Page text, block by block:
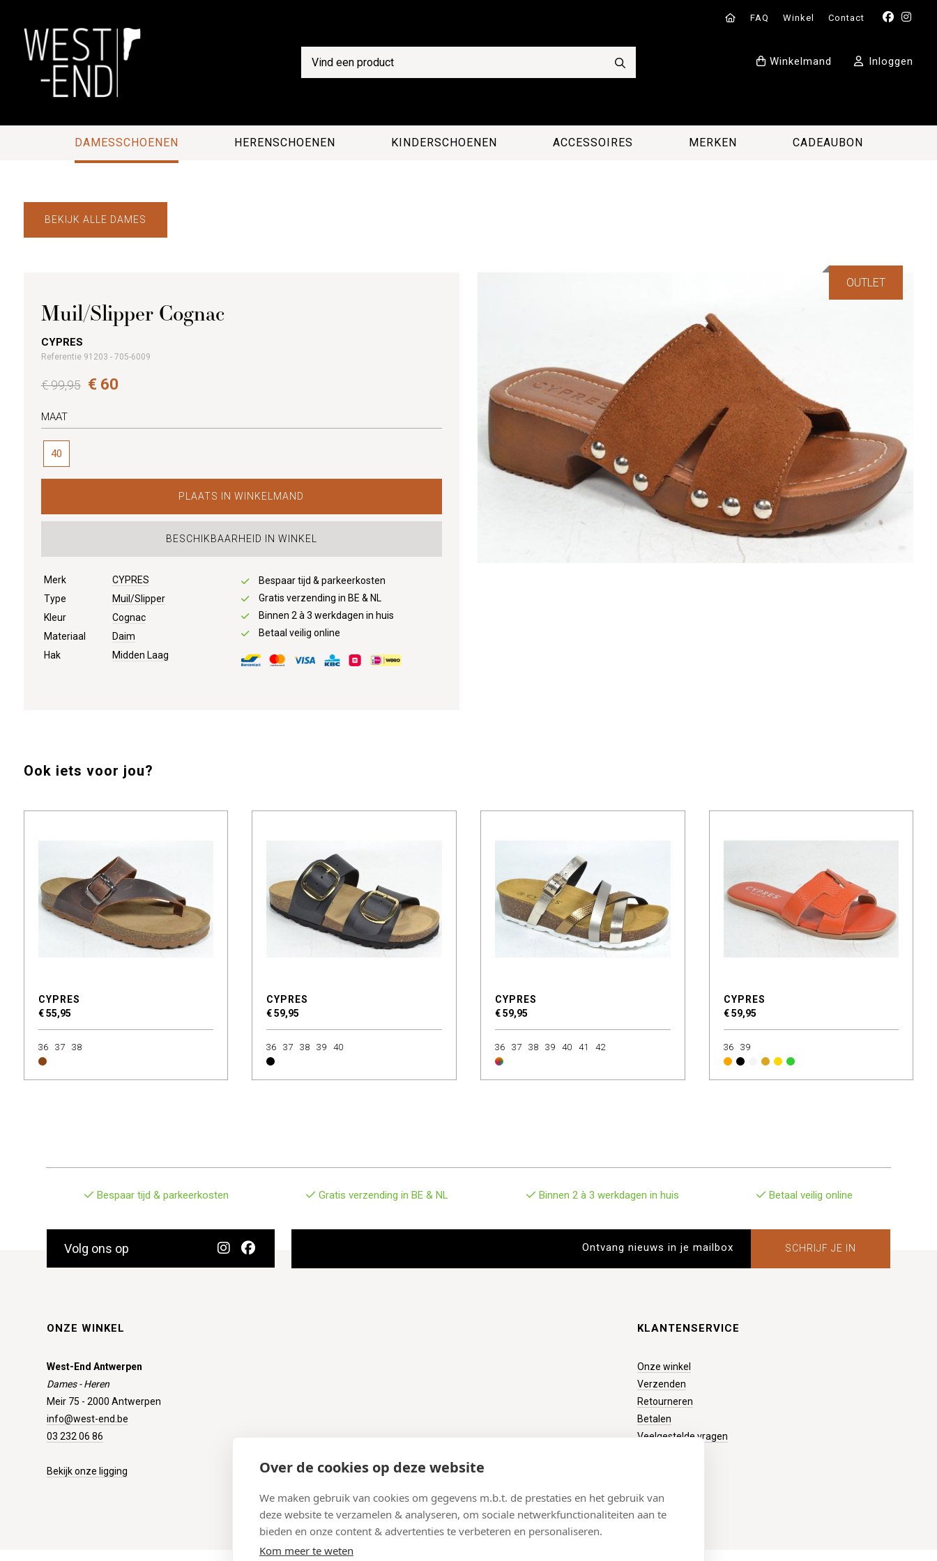
Over de cookies op deze website
We maken gebruik van cookies om gegevens m.b.t. de prestaties en het gebruik van
deze website te verzamelen & analyseren, om sociale netwerkfunctionaliteiten aan te
bieden en onze content & advertenties te verbeteren en personaliseren.
Kom meer te weten
FAQ Winkel Contact
Inloggen
Winkelmand
DAMESSCHOENEN HERENSCHOENEN KINDERSCHOENEN ACCESSOIRES MERKEN CADEAUBON
BEKIJK ALLE DAMES
OUTLET
Muil/Slipper Cognac
CYPRES
Referentie 91203 - 705-6009
€ 99,95 € 60
MAAT
40
PLAATS IN WINKELMAND
BESCHIKBAARHEID IN WINKEL
Merk
CYPRES
Type
Muil/Slipper
Kleur
Cognac
Materiaal
Daim
Hak
Midden Laag
Bespaar tijd & parkeerkosten
Gratis verzending in BE & NL
Binnen 2 à 3 werkdagen in huis
Betaal veilig online
Ook iets voor jou?
CYPRES
€ 55,95
36 37 38
CYPRES
€ 59,95
36 37 38 39 40
CYPRES
€ 59,95
36 37 38 39 40 41 42
CYPRES
€ 59,95
36 39
Bespaar tijd & parkeerkosten Gratis verzending in BE & NL Binnen 2 à 3 werkdagen in huis Betaal veilig online
Volg ons op SCHRIJF JE IN
ONZE WINKEL
West-End Antwerpen
Dames - Heren
Meir 75 - 2000 Antwerpen
info@west-end.be
03 232 06 86
Bekijk onze ligging
KLANTENSERVICE
Onze winkel
Verzenden
Retourneren
Betalen
Veelgestelde vragen